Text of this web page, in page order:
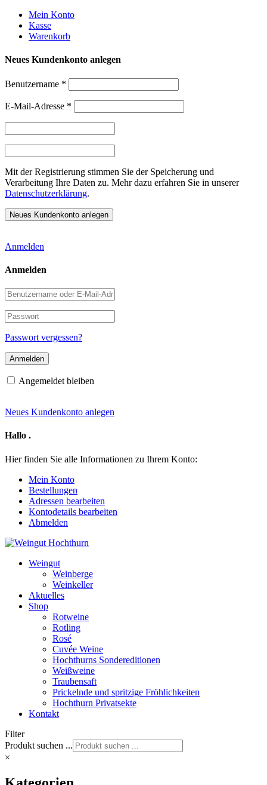
Weiter
zum
Inhalt
Mein Konto
Kasse
Warenkorb
Neues Kundenkonto anlegen
Benutzername *
E-Mail-Adresse *
Mit der Registrierung stimmen Sie der Speicherung und
Verarbeitung Ihre Daten zu. Mehr dazu erfahren Sie in unserer
Datenschutzerklärung.
Anmelden
Anmelden
Benutzername
oder
E-
Mail-
Adresse
Passwort
Passwort vergessen?
Angemeldet bleiben
Neues Kundenkonto anlegen
Hallo .
Hier finden Sie alle Informationen zu Ihrem Konto:
Mein Konto
Bestellungen
Adressen bearbeiten
Kontodetails bearbeiten
Abmelden
Weingut
Weinberge
Weinkeller
Aktuelles
Shop
Rotweine
Rotling
Rosé
Cuvée Weine
Hochthurns Sondereditionen
Weißweine
Traubensaft
Prickelnde und spritzige Fröhlichkeiten
Hochthurn Privatsekte
Kontakt
Filter
Produkt suchen ...
×